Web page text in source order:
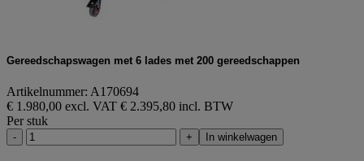
Gereedschapswagen met 6 lades met 200 gereedschappen
Artikelnummer: A170694
€ 1.980,00 excl. VAT € 2.395,80 incl. BTW
Per stuk
- + In winkelwagen